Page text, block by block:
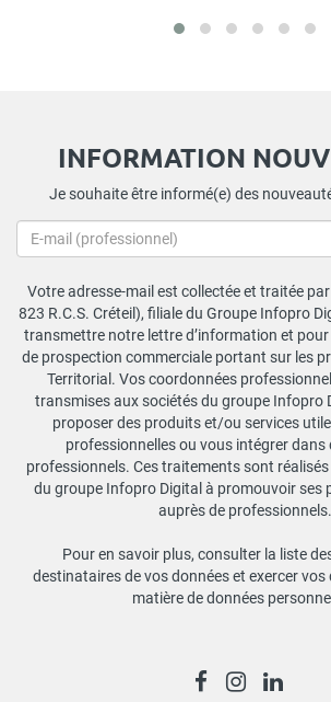
INFORMATION
Je souhaite être informé(e) des
Votre adresse-mail est collectée et traitée
823 R.C.S. Créteil), filiale du Groupe Infopro
transmettre notre lettre d’information et
de prospection commerciale portant sur les
Territorial. Vos coordonnées
transmises aux sociétés du groupe Infopro
proposer des produits et/ou services
professionnelles ou vous intégrer dans
professionnels. Ces traitements sont réalisés
du groupe Infopro Digital à promouvoir ses
auprès de professionnels.
Pour en savoir plus, consulter la liste
destinataires de vos données et exercer vos
matière de données